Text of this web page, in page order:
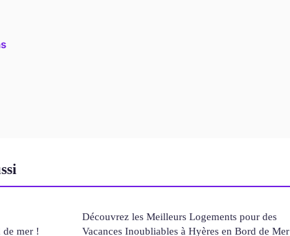
de mer !
Découvrez les Meilleurs Logements pour des
Vacances Inoubliables à Hyères en Bord de Mer